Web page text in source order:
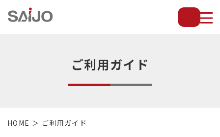
薄
放
ご利用ガイド
HOME ご利用ガイド